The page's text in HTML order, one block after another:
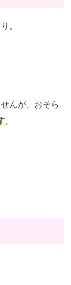
。
んが、おそら
。